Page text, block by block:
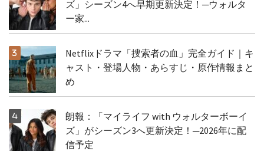
ズ」シーズン4へ早期更新決定！─ウォルタ
ー家...
Netflixドラマ「捜索者の血」完全ガイド｜キ
ャスト・登場人物・あらすじ・原作情報まと
め
朗報：「マイライフ with ウォルターボーイ
ズ」がシーズン3へ更新決定！─2026年に配
信予定